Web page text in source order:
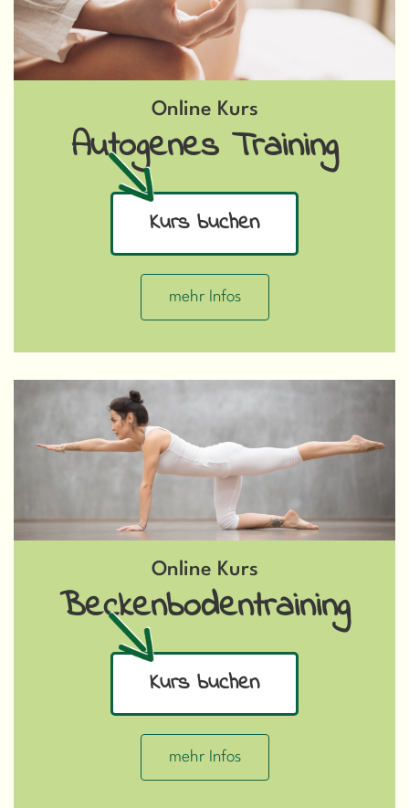
Online Kurs
Autogenes Training
Kurs buchen
mehr Infos
Online Kurs
Beckenbodentraining
Kurs buchen
mehr Infos